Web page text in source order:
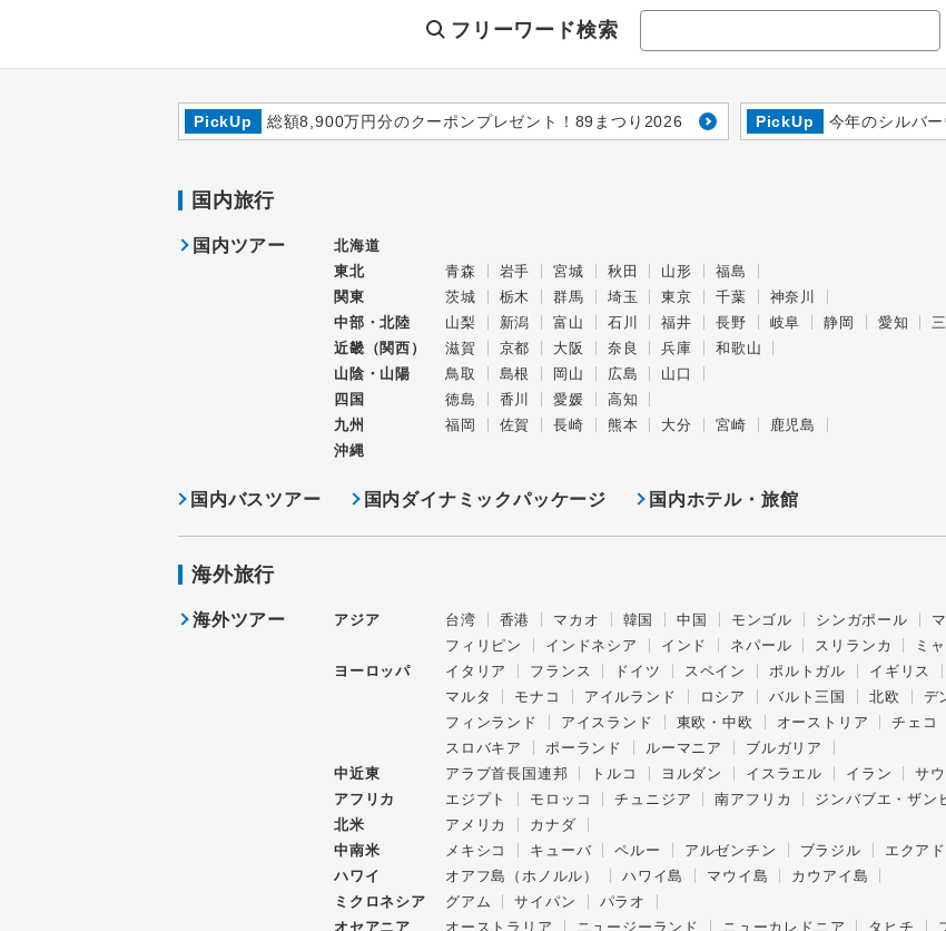
フリーワード検索
PickUp 総額8,900万円分のクーポンプレゼント！89まつり2026 PickUp 今年のシルバ
国内旅行
国内ツアー
北海道
東北
青森 岩手 宮城 秋田 山形
福島
関東
茨城 栃木 群馬 埼玉 東京 千葉
神奈川
中部・北陸
山梨 新潟 富山 石川 福井 長野 岐阜 静岡 愛知
近畿（関西）
滋賀 京都 大阪 奈良 兵庫
和歌山
山陰・山陽
鳥取 島根 岡山 広島
山口
四国
徳島 香川 愛媛
高知
九州
福岡 佐賀 長崎 熊本 大分 宮崎
鹿児島
沖縄
国内バスツアー 国内ダイナミックパッケージ 国内ホテル・旅館
海外旅行
海外ツアー アジア 台湾 香港 マカオ 韓国 中国 モンゴル シンガポール
フィリピン
インドネシア インド ネパール スリランカ ミ
ヨーロッパ
イタリア フランス ドイツ スペイン ポルトガル イギリス
マルタ
モナコ アイルランド ロシア バルト三国 北欧 デ
フィンランド
アイスランド 東欧・中欧 オーストリア チェコ
スロバキア
ポーランド ルーマニア
ブルガリア
中近東
アラブ首長国連邦 トルコ ヨルダン イスラエル イラン サ
アフリカ
エジプト モロッコ チュニジア 南アフリカ ジンバブエ・ザン
北米
アメリカ
カナダ
中南米
メキシコ キューバ ペルー アルゼンチン ブラジル エクア
ハワイ
オアフ島（ホノルル） ハワイ島 マウイ島
カウアイ島
ミクロネシア
グアム サイパン
パラオ
オセアニア
オーストラリア ニュージーランド ニューカレドニア タヒチ